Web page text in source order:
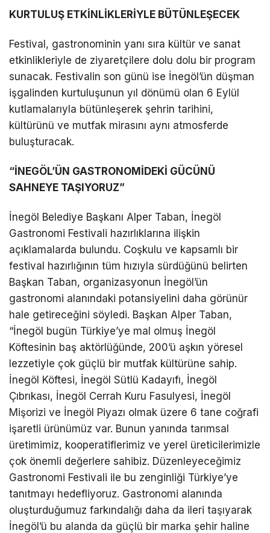
KURTULUŞ ETKİNLİKLERİYLE BÜTÜNLEŞECEK
Festival, gastronominin yanı sıra kültür ve sanat
etkinlikleriyle de ziyaretçilere dolu dolu bir program
sunacak. Festivalin son günü ise İnegöl’ün düşman
işgalinden kurtuluşunun yıl dönümü olan 6 Eylül
kutlamalarıyla bütünleşerek şehrin tarihini,
kültürünü ve mutfak mirasını aynı atmosferde
buluşturacak.
“İNEGÖL’ÜN GASTRONOMİDEKİ GÜCÜNÜ
SAHNEYE TAŞIYORUZ”
İnegöl Belediye Başkanı Alper Taban, İnegöl
Gastronomi Festivali hazırlıklarına ilişkin
açıklamalarda bulundu. Coşkulu ve kapsamlı bir
festival hazırlığının tüm hızıyla sürdüğünü belirten
Başkan Taban, organizasyonun İnegöl’ün
gastronomi alanındaki potansiyelini daha görünür
hale getireceğini söyledi. Başkan Alper Taban,
“İnegöl bugün Türkiye’ye mal olmuş İnegöl
Köftesinin baş aktörlüğünde, 200’ü aşkın yöresel
lezzetiyle çok güçlü bir mutfak kültürüne sahip.
İnegöl Köftesi, İnegöl Sütlü Kadayıfı, İnegöl
Çıbrıkası, İnegöl Cerrah Kuru Fasulyesi, İnegöl
Mişorizi ve İnegöl Piyazı olmak üzere 6 tane coğrafi
işaretli ürünümüz var. Bunun yanında tarımsal
üretimimiz, kooperatiflerimiz ve yerel üreticilerimizle
çok önemli değerlere sahibiz. Düzenleyeceğimiz
Gastronomi Festivali ile bu zenginliği Türkiye’ye
tanıtmayı hedefliyoruz. Gastronomi alanında
oluşturduğumuz farkındalığı daha da ileri taşıyarak
İnegöl’ü bu alanda da güçlü bir marka şehir haline